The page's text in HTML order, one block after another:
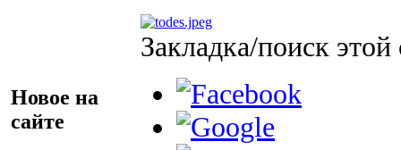
Новое на
сайте
Закладка/поиск этой